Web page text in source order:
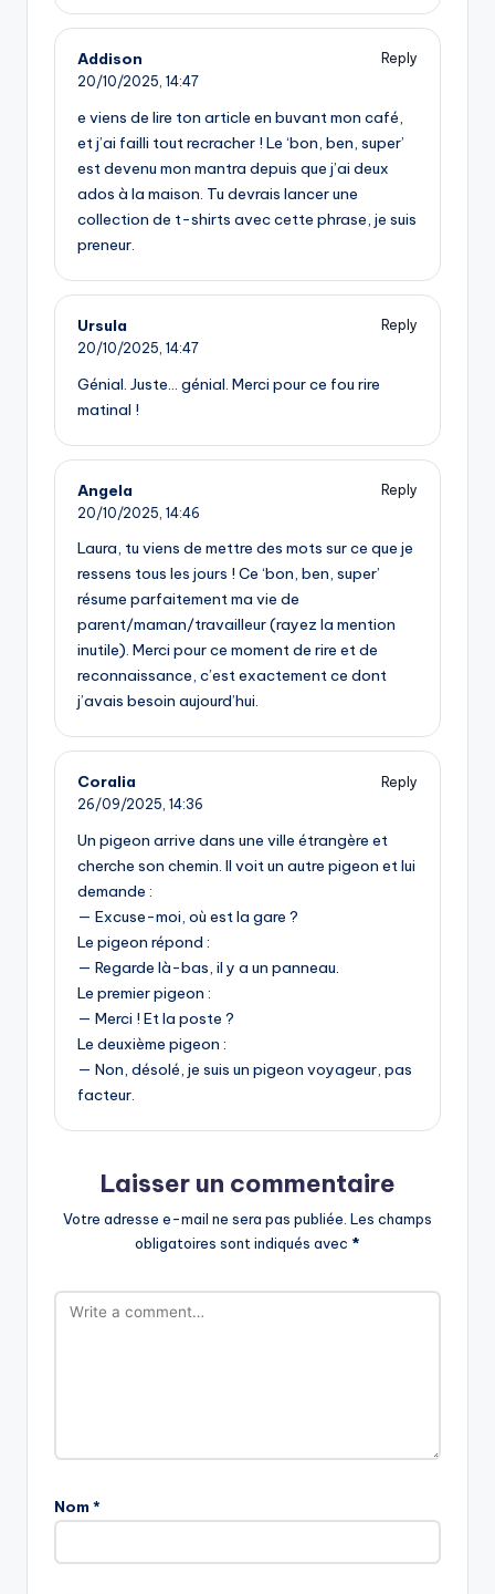
Addison
Reply
20/10/2025, 14:47
e viens de lire ton article en buvant mon café,
et j’ai failli tout recracher ! Le ‘bon, ben, super’
est devenu mon mantra depuis que j’ai deux
ados à la maison. Tu devrais lancer une
collection de t-shirts avec cette phrase, je suis
preneur.
Ursula
Reply
20/10/2025, 14:47
Génial. Juste… génial. Merci pour ce fou rire
matinal !
Angela
Reply
20/10/2025, 14:46
Laura, tu viens de mettre des mots sur ce que je
ressens tous les jours ! Ce ‘bon, ben, super’
résume parfaitement ma vie de
parent/maman/travailleur (rayez la mention
inutile). Merci pour ce moment de rire et de
reconnaissance, c’est exactement ce dont
j’avais besoin aujourd’hui.
Coralia
Reply
26/09/2025, 14:36
Un pigeon arrive dans une ville étrangère et
cherche son chemin. Il voit un autre pigeon et lui
demande :
— Excuse-moi, où est la gare ?
Le pigeon répond :
— Regarde là-bas, il y a un panneau.
Le premier pigeon :
— Merci ! Et la poste ?
Le deuxième pigeon :
— Non, désolé, je suis un pigeon voyageur, pas
facteur.
Laisser un commentaire
Votre adresse e-mail ne sera pas publiée. Les champs
obligatoires sont indiqués avec *
Nom *